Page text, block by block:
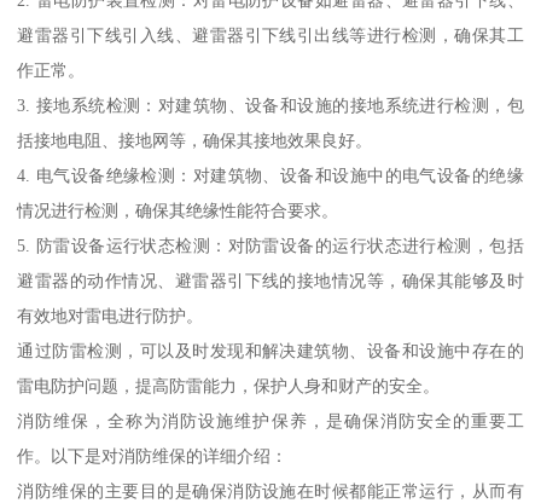
避雷器引下线引入线、避雷器引下线引出线等进行检测，确保其工
作正常。
3. 接地系统检测：对建筑物、设备和设施的接地系统进行检测，包
括接地电阻、接地网等，确保其接地效果良好。
4. 电气设备绝缘检测：对建筑物、设备和设施中的电气设备的绝缘
情况进行检测，确保其绝缘性能符合要求。
5. 防雷设备运行状态检测：对防雷设备的运行状态进行检测，包括
避雷器的动作情况、避雷器引下线的接地情况等，确保其能够及时
有效地对雷电进行防护。
通过防雷检测，可以及时发现和解决建筑物、设备和设施中存在的
雷电防护问题，提高防雷能力，保护人身和财产的安全。
消防维保，全称为消防设施维护保养，是确保消防安全的重要工
作。以下是对消防维保的详细介绍：
消防维保的主要目的是确保消防设施在时候都能正常运行，从而有